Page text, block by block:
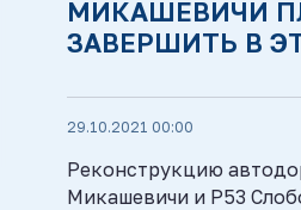
МИКАШЕВИЧИ
ЗАВЕРШИТЬ В
29.10.2021 00:00
Реконструкцию
Микашевичи и Р53